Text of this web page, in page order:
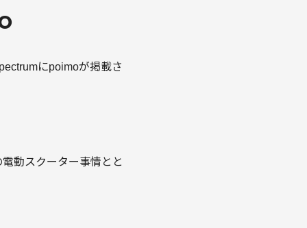
にpoimoが掲載さ
動スクーター事情とと